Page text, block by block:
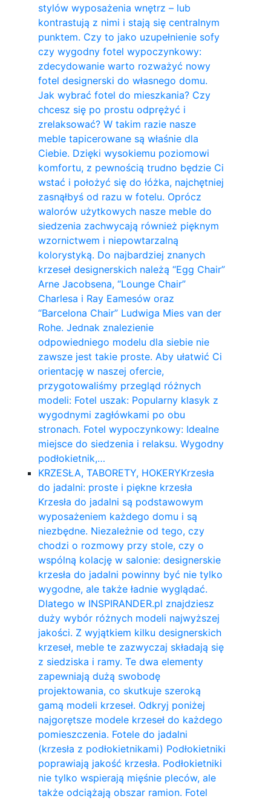
stylów wyposażenia wnętrz – lub
kontrastują z nimi i stają się centralnym
punktem. Czy to jako uzupełnienie sofy
czy wygodny fotel wypoczynkowy:
zdecydowanie warto rozważyć nowy
fotel designerski do własnego domu.
Jak wybrać fotel do mieszkania? Czy
chcesz się po prostu odprężyć i
zrelaksować? W takim razie nasze
meble tapicerowane są właśnie dla
Ciebie. Dzięki wysokiemu poziomowi
komfortu, z pewnością trudno będzie Ci
wstać i położyć się do łóżka, najchętniej
zasnąłbyś od razu w fotelu. Oprócz
walorów użytkowych nasze meble do
siedzenia zachwycają również pięknym
wzornictwem i niepowtarzalną
kolorystyką. Do najbardziej znanych
krzeseł designerskich należą “Egg Chair”
Arne Jacobsena, “Lounge Chair”
Charlesa i Ray Eamesów oraz
“Barcelona Chair” Ludwiga Mies van der
Rohe. Jednak znalezienie
odpowiedniego modelu dla siebie nie
zawsze jest takie proste. Aby ułatwić Ci
orientację w naszej ofercie,
przygotowaliśmy przegląd różnych
modeli: Fotel uszak: Popularny klasyk z
wygodnymi zagłówkami po obu
stronach. Fotel wypoczynkowy: Idealne
miejsce do siedzenia i relaksu. Wygodny
podłokietnik,…
KRZESŁA, TABORETY, HOKERYKrzesła
do jadalni: proste i piękne krzesła
Krzesła do jadalni są podstawowym
wyposażeniem każdego domu i są
niezbędne. Niezależnie od tego, czy
chodzi o rozmowy przy stole, czy o
wspólną kolację w salonie: designerskie
krzesła do jadalni powinny być nie tylko
wygodne, ale także ładnie wyglądać.
Dlatego w INSPIRANDER.pl znajdziesz
duży wybór różnych modeli najwyższej
jakości. Z wyjątkiem kilku designerskich
krzeseł, meble te zazwyczaj składają się
z siedziska i ramy. Te dwa elementy
zapewniają dużą swobodę
projektowania, co skutkuje szeroką
gamą modeli krzeseł. Odkryj poniżej
najgorętsze modele krzeseł do każdego
pomieszczenia. Fotele do jadalni
(krzesła z podłokietnikami) Podłokietniki
poprawiają jakość krzesła. Podłokietniki
nie tylko wspierają mięśnie pleców, ale
także odciążają obszar ramion. ​Fotel